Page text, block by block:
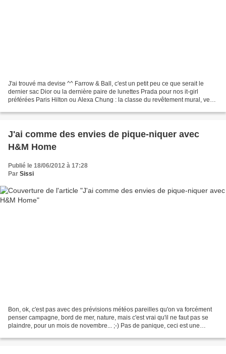
J'ai trouvé ma devise ^^ Farrow & Ball, c'est un petit peu ce que serait le
dernier sac Dior ou la dernière paire de lunettes Prada pour nos it-girl
préférées Paris Hilton ou Alexa Chung : la classe du revêtement mural, venu
J'ai comme des envies de pique-niquer avec
H&M Home
Publié le 18/06/2012 à 17:28
Par Sissi
Bon, ok, c'est pas avec des prévisions météos pareilles qu'on va forcément
penser campagne, bord de mer, nature, mais c'est vrai qu'il ne faut pas se
plaindre, pour un mois de novembre... ;-) Pas de panique, ceci est une